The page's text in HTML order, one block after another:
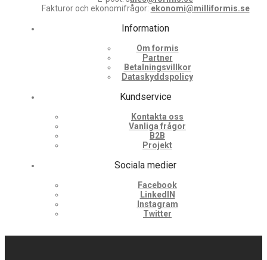
Fakturor och ekonomifrågor: ekonomi@milliformis.se
Information
Om formis
Partner
Betalningsvillkor
Dataskyddspolicy
Kundservice
Kontakta oss
Vanliga frågor
B2B
Projekt
Sociala medier
Facebook
LinkedIN
Instagram
Twitter